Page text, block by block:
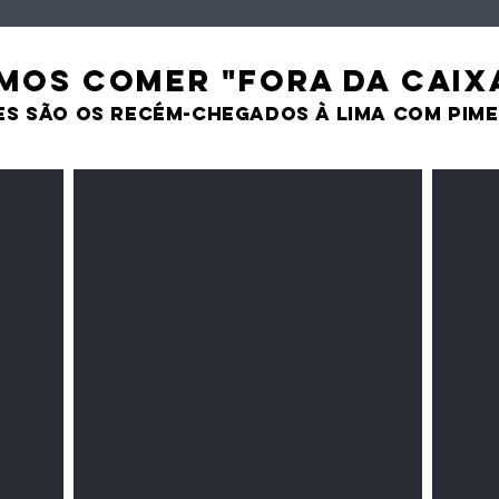
comer "fora da
são os recém-chegados À LIMA COM